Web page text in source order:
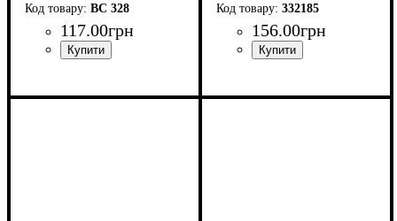
BC 328
117.00грн
332185
156.00грн